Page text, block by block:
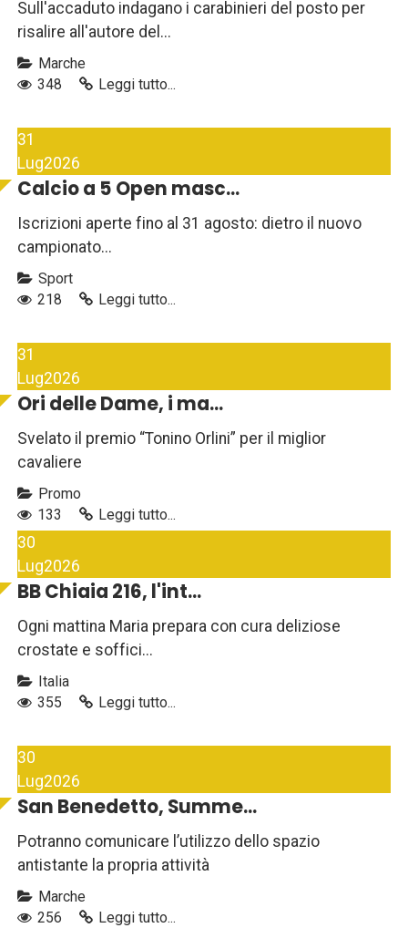
Sull'accaduto indagano i carabinieri del posto per
risalire all'autore del...
Marche
348
Leggi tutto...
31
Lug2026
Calcio a 5 Open masc...
Iscrizioni aperte fino al 31 agosto: dietro il nuovo
campionato...
Sport
218
Leggi tutto...
31
Lug2026
Ori delle Dame, i ma...
Svelato il premio “Tonino Orlini” per il miglior
cavaliere
Promo
133
Leggi tutto...
30
Lug2026
BB Chiaia 216, l'int...
Ogni mattina Maria prepara con cura deliziose
crostate e soffici...
Italia
355
Leggi tutto...
30
Lug2026
San Benedetto, Summe...
Potranno comunicare l’utilizzo dello spazio
antistante la propria attività
Marche
256
Leggi tutto...